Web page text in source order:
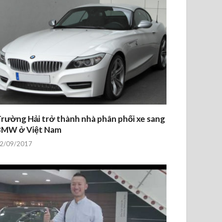
Hải trở thành nhà phân phối xe sang
ở Việt Nam
09/2017